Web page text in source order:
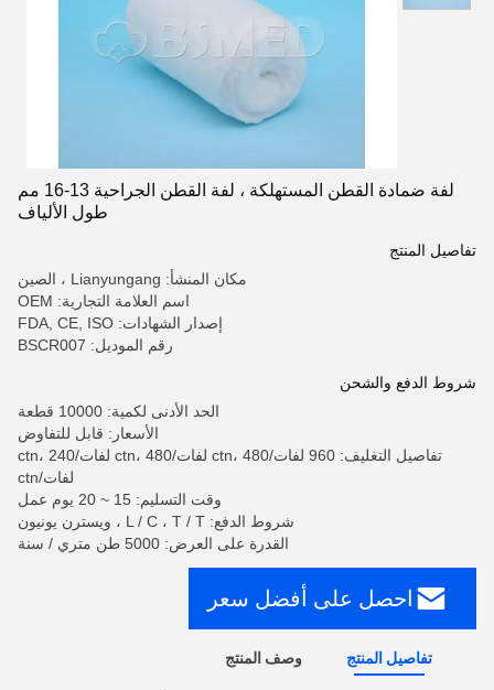
لفة ضمادة القطن المستهلكة ، لفة القطن الجراحية 13-16 مم
طول الألياف
تفاصيل المنتج
مكان المنشأ: Lianyungang ، الصين
اسم العلامة التجارية: OEM
إصدار الشهادات: FDA, CE, ISO
رقم الموديل: BSCR007
شروط الدفع والشحن
الحد الأدنى لكمية: 10000 قطعة
الأسعار: قابل للتفاوض
تفاصيل التغليف: 960 لفات/ctn، 480 لفات/ctn، 480 لفات/ctn، 240
لفات/ctn
وقت التسليم: 15 ~ 20 يوم عمل
شروط الدفع: L / C ، T / T ، ويسترن يونيون
القدرة على العرض: 5000 طن متري / سنة
احصل على أفضل سعر
تفاصيل المنتج وصف المنتج